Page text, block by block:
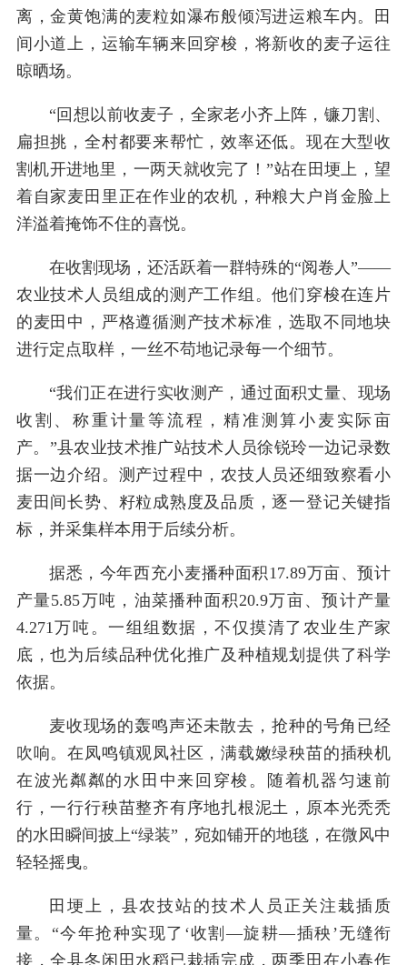
离，金黄饱满的麦粒如瀑布般倾泻进运粮车内。田
间小道上，运输车辆来回穿梭，将新收的麦子运往
晾晒场。
“回想以前收麦子，全家老小齐上阵，镰刀割、
扁担挑，全村都要来帮忙，效率还低。现在大型收
割机开进地里，一两天就收完了！”站在田埂上，望
着自家麦田里正在作业的农机，种粮大户肖金脸上
洋溢着掩饰不住的喜悦。
在收割现场，还活跃着一群特殊的“阅卷人”——
农业技术人员组成的测产工作组。他们穿梭在连片
的麦田中，严格遵循测产技术标准，选取不同地块
进行定点取样，一丝不苟地记录每一个细节。
“我们正在进行实收测产，通过面积丈量、现场
收割、称重计量等流程，精准测算小麦实际亩
产。”县农业技术推广站技术人员徐锐玲一边记录数
据一边介绍。测产过程中，农技人员还细致察看小
麦田间长势、籽粒成熟度及品质，逐一登记关键指
标，并采集样本用于后续分析。
据悉，今年西充小麦播种面积17.89万亩、预计
产量5.85万吨，油菜播种面积20.9万亩、预计产量
4.271万吨。一组组数据，不仅摸清了农业生产家
底，也为后续品种优化推广及种植规划提供了科学
依据。
麦收现场的轰鸣声还未散去，抢种的号角已经
吹响。在凤鸣镇观凤社区，满载嫩绿秧苗的插秧机
在波光粼粼的水田中来回穿梭。随着机器匀速前
行，一行行秧苗整齐有序地扎根泥土，原本光秃秃
的水田瞬间披上“绿装”，宛如铺开的地毯，在微风中
轻轻摇曳。
田埂上，县农技站的技术人员正关注栽插质
量。“今年抢种实现了‘收割—旋耕—插秧’无缝衔
接，全县冬闲田水稻已栽插完成，两季田在小春作